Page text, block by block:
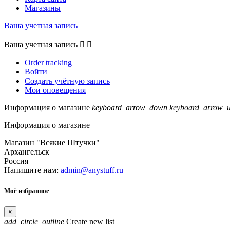
Магазины
Ваша учетная запись
Ваша учетная запись  
Order tracking
Войти
Создать учётную запись
Мои оповещения
Информация о магазине keyboard_arrow_down
Информация о магазине
Магазин "Всякие Штучки"
Архангельск
Россия
Напишите нам: admin@anystuff.ru
Моё избранное
×
add_circle_outline Create new list